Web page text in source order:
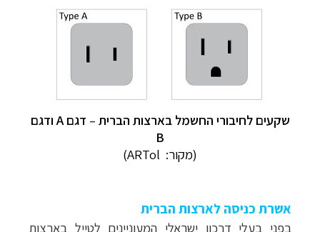
שקעים לחיבורי החשמל בארצות הברית –
דגם A ודגם
B
(מקור:
אשרת כניסה לארצות הברית
בפני בעלי דרכון ישראלי המעוניינים לטייל בארצות